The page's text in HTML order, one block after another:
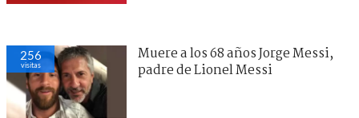
256
visitas
Muere a los 68 años Jorge Messi,
padre de Lionel Messi